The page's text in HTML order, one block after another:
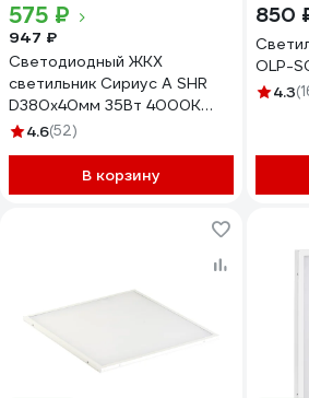
575 ₽
947 ₽
Светодиодный ЖКХ
светильник Сириус А SHR
D380x40мм 35Вт 4000К
3000Лм IP65 SHR-35W-W
4.6(52)
В корзину
850
OLP-
4.3